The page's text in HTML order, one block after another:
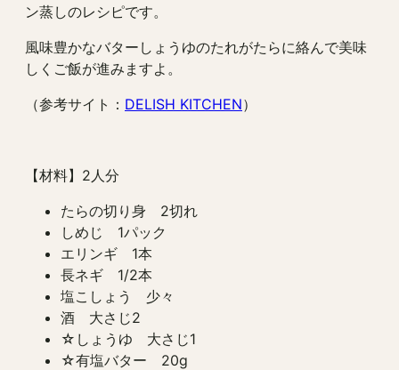
ン蒸しのレシピです。
風味豊かなバターしょうゆのたれがたらに絡んで美味
しくご飯が進みますよ。
（参考サイト： DELISH KITCHEN）
【材料】2人分
たらの切り身 2切れ
しめじ 1パック
エリンギ 1本
長ネギ 1/2本
塩こしょう 少々
酒 大さじ2
☆しょうゆ 大さじ1
☆有塩バター 20g